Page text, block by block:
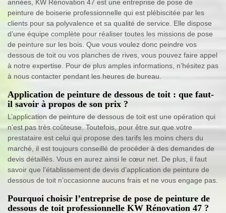
années, KW Rénovation 47 est une entreprise de pose de
peinture de boiserie professionnelle qui est plébiscitée par les
clients pour sa polyvalence et sa qualité de service. Elle dispose
d’une équipe complète pour réaliser toutes les missions de pose
de peinture sur les bois. Que vous voulez donc peindre vos
dessous de toit ou vos planches de rives, vous pouvez faire appel
à notre expertise. Pour de plus amples informations, n’hésitez pas
à nous contacter pendant les heures de bureau.
Application de peinture de dessous de toit : que faut-
il savoir à propos de son prix ?
L’application de peinture de dessous de toit est une opération qui
n’est pas très coûteuse. Toutefois, pour être sur que votre
prestataire est celui qui propose des tarifs les moins chers du
marché, il est toujours conseillé de procéder à des demandes de
devis détaillés. Vous en aurez ainsi le cœur net. De plus, il faut
savoir que l’établissement de devis d’application de peinture de
dessous de toit n’occasionne aucuns frais et ne vous engage pas.
Pourquoi choisir l’entreprise de pose de peinture de
dessous de toit professionnelle KW Rénovation 47 ?